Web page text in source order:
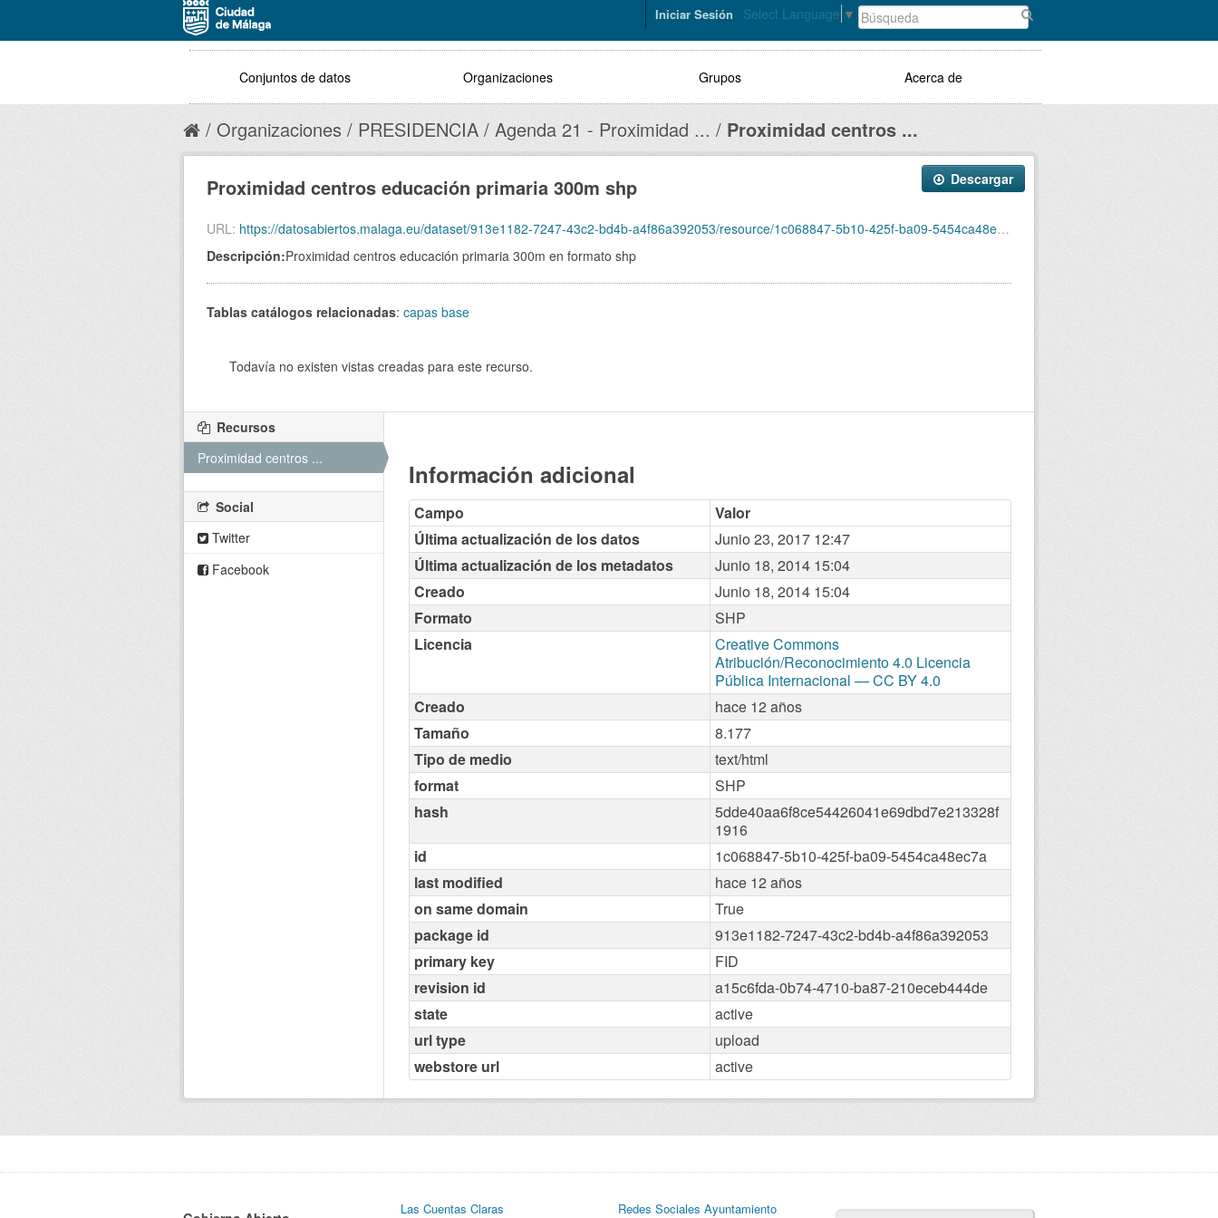
Select Language ▼
Iniciar Sesión
Conjuntos de datos Organizaciones Grupos Acerca de
Organizaciones PRESIDENCIA Agenda 21 - Proximidad ... Proximidad centros ...
Descargar
Proximidad centros educación primaria 300m shp
URL: https://datosabiertos.malaga.eu/dataset/913e1182-7247-43c2-bd4b-a4f86a392053/resource/1c068847-5b10-425f-ba09-5454ca48ec7a/download/proximidadeducacionprimaria300m2013.zip
Descripción:Proximidad centros educación primaria 300m en formato shp
Tablas catálogos relacionadas: capas base
Todavía no existen vistas creadas para este recurso.
Información adicional
Campo
Valor
Última actualización de los datos
Junio 23, 2017 12:47
Última actualización de los metadatos
Junio 18, 2014 15:04
Creado
Junio 18, 2014 15:04
Formato
SHP
Licencia
Creative Commons
Atribución/Reconocimiento 4.0 Licencia
Pública Internacional — CC BY 4.0
Creado
hace 12 años
Tamaño
8.177
Tipo de medio
text/html
format
SHP
hash
5dde40aa6f8ce54426041e69dbd7e213328f
1916
id
1c068847-5b10-425f-ba09-5454ca48ec7a
last modified
hace 12 años
on same domain
True
package id
913e1182-7247-43c2-bd4b-a4f86a392053
primary key
FID
revision id
a15c6fda-0b74-4710-ba87-210eceb444de
state
active
url type
upload
webstore url
active
Recursos
Proximidad centros ...
Social
Twitter
Facebook
Las Cuentas Claras Redes Sociales Ayuntamiento